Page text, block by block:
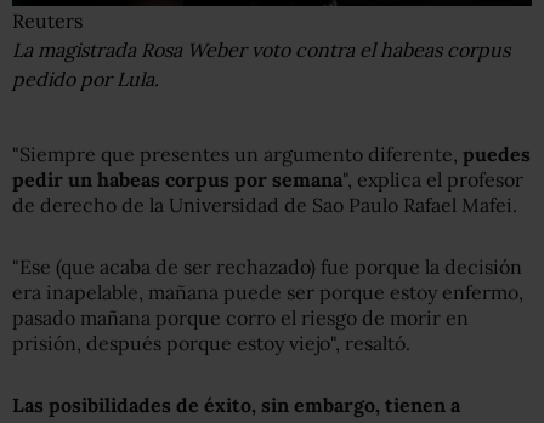
Reuters
La magistrada Rosa Weber voto contra el habeas corpus
pedido por Lula.
"Siempre que presentes un argumento diferente, puedes
pedir un habeas corpus por semana", explica el profesor
de derecho de la Universidad de Sao Paulo Rafael Mafei.
"Ese (que acaba de ser rechazado) fue porque la decisión
era inapelable, mañana puede ser porque estoy enfermo,
pasado mañana porque corro el riesgo de morir en
prisión, después porque estoy viejo", resaltó.
Las posibilidades de éxito, sin embargo, tienen a